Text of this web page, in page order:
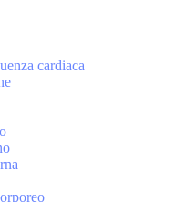
cardiaca